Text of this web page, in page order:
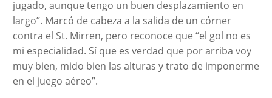
jugado, aunque tengo un buen desplazamiento en
largo”. Marcó de cabeza a la salida de un córner
contra el St. Mirren, pero reconoce que “el gol no es
mi especialidad. Sí que es verdad que por arriba voy
muy bien, mido bien las alturas y trato de imponerme
en el juego aéreo”.